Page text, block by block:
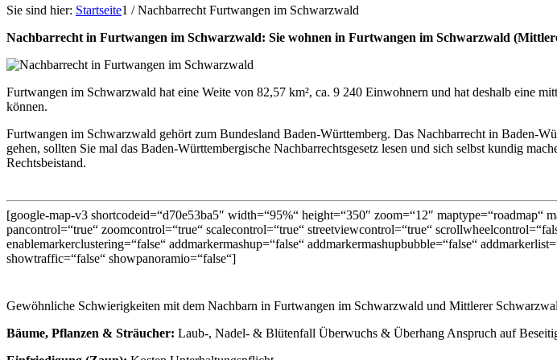
Sie sind hier: Startseite1 / Nachbarrecht Furtwangen im Schwarzwald
Nachbarrecht in Furtwangen im Schwarzwald: Sie wohnen in Furtwangen im Schwarzwald
Furtwangen im Schwarzwald hat eine Weite von 82,57 km², ca. 9 240 Einwohnern und hat deshalb eine
können.
Furtwangen im Schwarzwald gehört zum Bundesland Baden-Württemberg. Das Nachbarrecht in Baden-
gehen, sollten Sie mal das Baden-Württembergische Nachbarrechtsgesetz lesen und sich selbst kundig
Rechtsbeistand.
[google-map-v3 shortcodeid=“d70e53ba5″ width=“95%“ height=“350″ zoom=“12″
pancontrol=“true“ zoomcontrol=“true“ scalecontrol=“true“ streetviewcontrol=“true“
enablemarkerclustering=“false“ addmarkermashup=“false“ addmarkermashupbubble=“false“
showtraffic=“false“ showpanoramio=“false“]
Gewöhnliche Schwierigkeiten mit dem Nachbarn in Furtwangen im Schwarzwald und Mittlerer
Bäume, Pflanzen & Sträucher: Laub-, Nadel- & Blütenfall Überwuchs & Überhang Anspruch auf